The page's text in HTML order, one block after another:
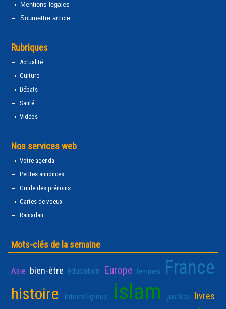
Mentions légales
Soumettre article
Rubriques
Actualité
Culture
Débats
Santé
Vidéos
Nos services web
Votre agenda
Petites annonces
Guide des prénoms
Cartes de voeux
Ramadan
Mots-clés de la semaine
Asie bien-être éducation Europe femmes France
histoire interreligieux islam justice livres